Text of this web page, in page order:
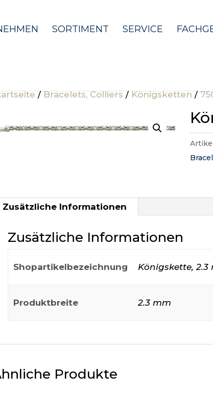
SORTIMENT SERVICE
/Bracelets, Colliers/Königsketten/
Zusätzliche Informationen
Zusätzliche Informationen
Shopartikelbezeichnung Königskette, 2.3
Produktbreite 2.3 mm
Produkte